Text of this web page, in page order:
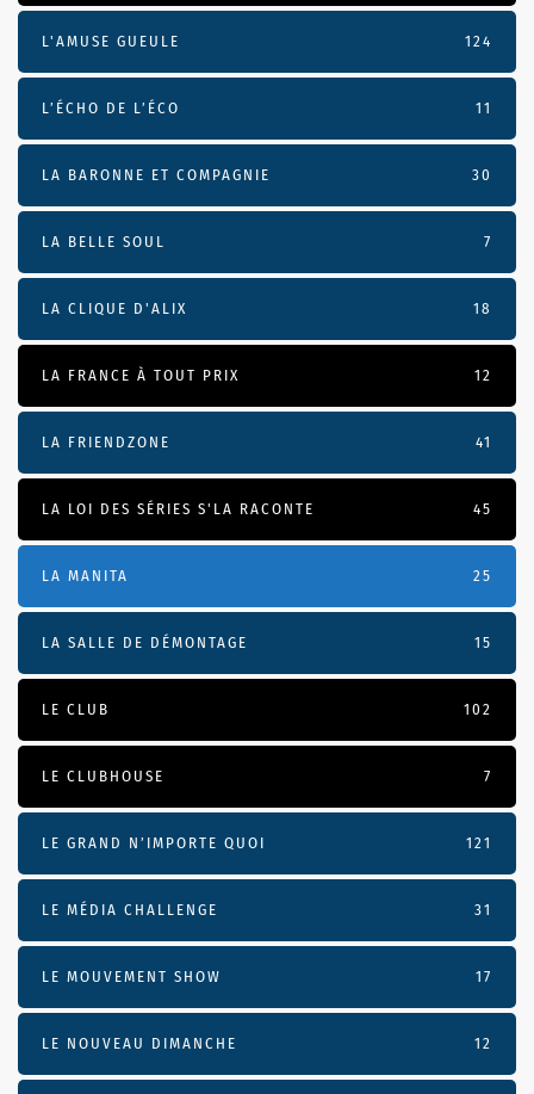
L'AMUSE GUEULE 124
L’ÉCHO DE L’ÉCO 11
LA BARONNE ET COMPAGNIE 30
LA BELLE SOUL 7
LA CLIQUE D'ALIX 18
LA FRANCE À TOUT PRIX 12
LA FRIENDZONE 41
LA LOI DES SÉRIES S'LA RACONTE 45
LA MANITA 25
LA SALLE DE DÉMONTAGE 15
LE CLUB 102
LE CLUBHOUSE 7
LE GRAND N’IMPORTE QUOI 121
LE MÉDIA CHALLENGE 31
LE MOUVEMENT SHOW 17
LE NOUVEAU DIMANCHE 12